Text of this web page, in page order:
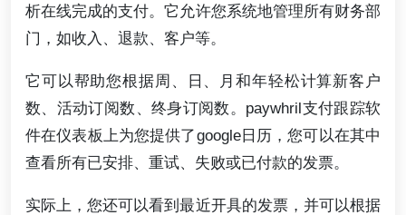
析在线完成的支付。它允许您系统地管理所有财务部
门，如收入、退款、客户等。
它可以帮助您根据周、日、月和年轻松计算新客户
数、活动订阅数、终身订阅数。paywhril支付跟踪软
件在仪表板上为您提供了google日历，您可以在其中
查看所有已安排、重试、失败或已付款的发票。
实际上，您还可以看到最近开具的发票，并可以根据